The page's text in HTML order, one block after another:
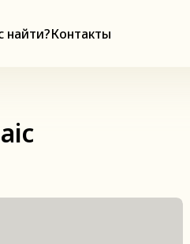
найти?Контакты